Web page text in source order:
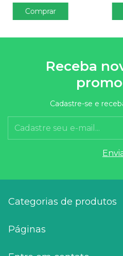
Receba
Cadastre-se e
Categorias de produtos
Páginas